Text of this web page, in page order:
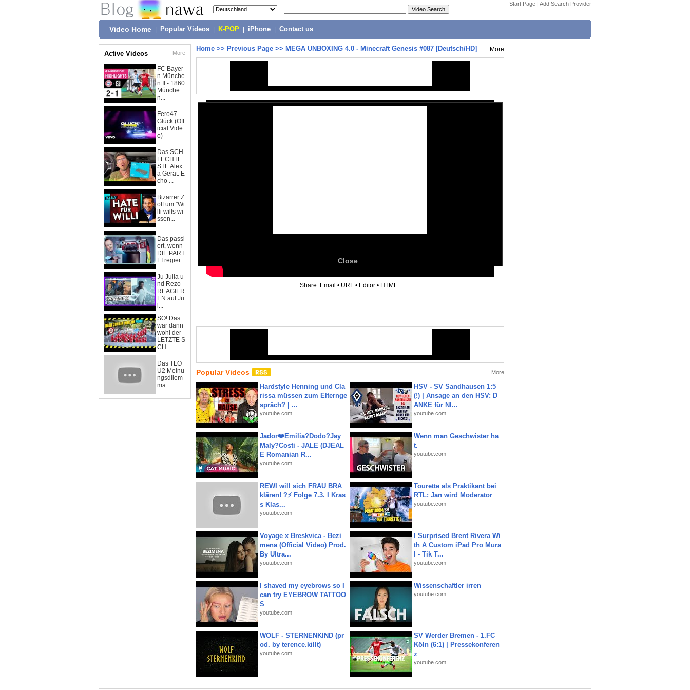
Start Page | Add Search Provider
Video Home Popular Videos K-POP iPhone Contact us
Active Videos More
FC Bayer
n Münche
n II - 1860
Münche
n...
Fero47 -
Glück (Off
icial Vide
o)
Das SCH
LECHTE
STE Alex
a Gerät: E
cho ...
Bizarrer Z
off um "Wi
lli wills wi
ssen...
Das passi
ert, wenn
DIE PART
EI regier...
Ju Julia u
nd Rezo
REAGIER
EN auf Ju
l...
SO! Das
war dann
wohl der
LETZTE S
CH...
Das TLO
U2 Meinu
ngsdilem
ma
Home >> Previous Page >> MEGA UNBOXING 4.0 - Minecraft Genesis #087 [Deutsch/HD] More
Close
Share: Email • URL • Editor • HTML
Popular Videos More
Hardstyle Henning und Cla
rissa müssen zum Elternge
spräch? | ...
youtube.com
HSV - SV Sandhausen 1:5
(!) | Ansage an den HSV: D
ANKE für NI...
youtube.com
Jador❤️Emilia?Dodo?Jay
Maly?Costi - JALE (DJEAL
E Romanian R...
youtube.com
Wenn man Geschwister ha
t.
youtube.com
REWI will sich FRAU BRA
klären! ?⚡️ Folge 7.3. I Kras
s Klas...
youtube.com
Tourette als Praktikant bei
RTL: Jan wird Moderator
youtube.com
Voyage x Breskvica - Bezi
mena (Official Video) Prod.
By Ultra...
youtube.com
I Surprised Brent Rivera Wi
th A Custom iPad Pro Mura
l - Tik T...
youtube.com
I shaved my eyebrows so I
can try EYEBROW TATTOO
S
youtube.com
Wissenschaftler irren
youtube.com
WOLF - STERNENKIND (pr
od. by terence.killt)
youtube.com
SV Werder Bremen - 1.FC
Köln (6:1) | Pressekonferen
z
youtube.com